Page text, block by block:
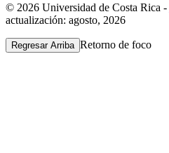
© 2026 Universidad de Costa Rica -
actualización: agosto, 2026
Regresar Arriba Retorno de foco